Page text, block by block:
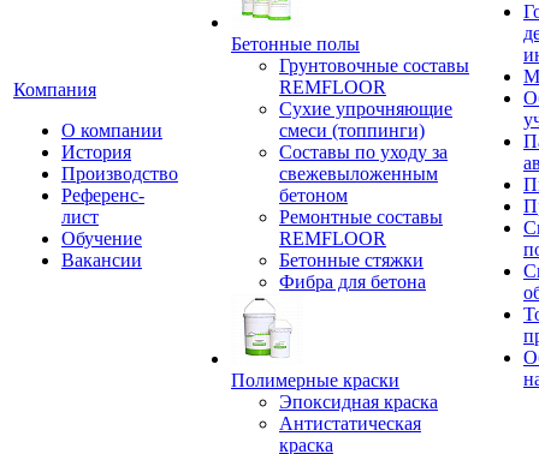
Компания
О компании
История
Производство
Референс-
лист
Обучение
Вакансии
Бетонные полы
Грунтовочные составы
REMFLOOR
Сухие упрочняющие
смеси (топпинги)
Составы по уходу за
свежевыложенным
бетоном
Ремонтные составы
REMFLOOR
Бетонные стяжки
Фибра для бетона
Полимерные краски
Эпоксидная краска
Антистатическая
краска